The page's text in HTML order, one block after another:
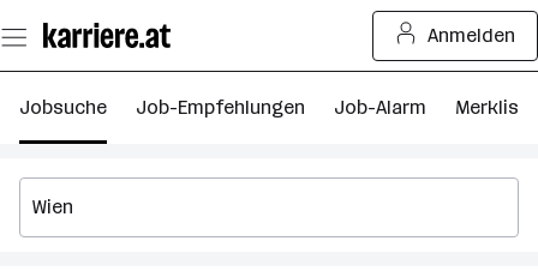
Seiteninhalt
springen
Anmelden
Jobsuche Job-Empfehlungen Job-Alarm Merkliste